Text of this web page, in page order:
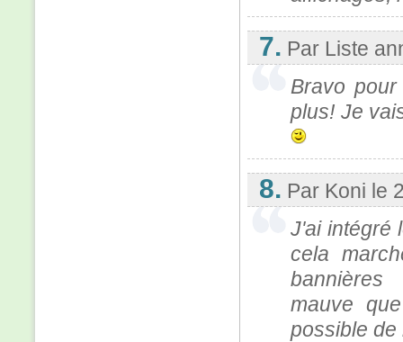
7. Par Liste
Bravo
plus! Je
8. Par Koni le
J'ai intégré
cela
mauve
possible de